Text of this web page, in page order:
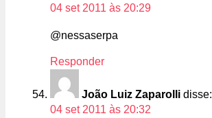
04 set 2011 às 20:29
@nessaserpa
Responder
João Luiz Zaparolli disse:
04 set 2011 às 20:32